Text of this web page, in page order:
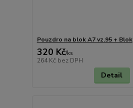
Pouzdro na blok A7 vz.95 + Blok
320 Kč/ks
264 Kč bez DPH
Detail